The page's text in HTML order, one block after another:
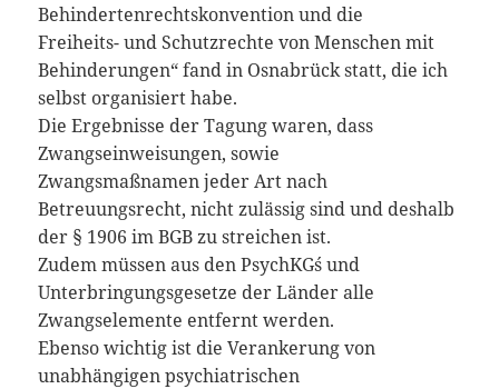
Behindertenrechtskonvention und die
Freiheits- und Schutzrechte von Menschen mit
Behinderungen“ fand in Osnabrück statt, die ich
selbst organisiert habe.
Die Ergebnisse der Tagung waren, dass
Zwangseinweisungen, sowie
Zwangsmaßnamen jeder Art nach
Betreuungsrecht, nicht zulässig sind und deshalb
der § 1906 im BGB zu streichen ist.
Zudem müssen aus den PsychKG´s und
Unterbringungsgesetze der Länder alle
Zwangselemente entfernt werden.
Ebenso wichtig ist die Verankerung von
unabhängigen psychiatrischen